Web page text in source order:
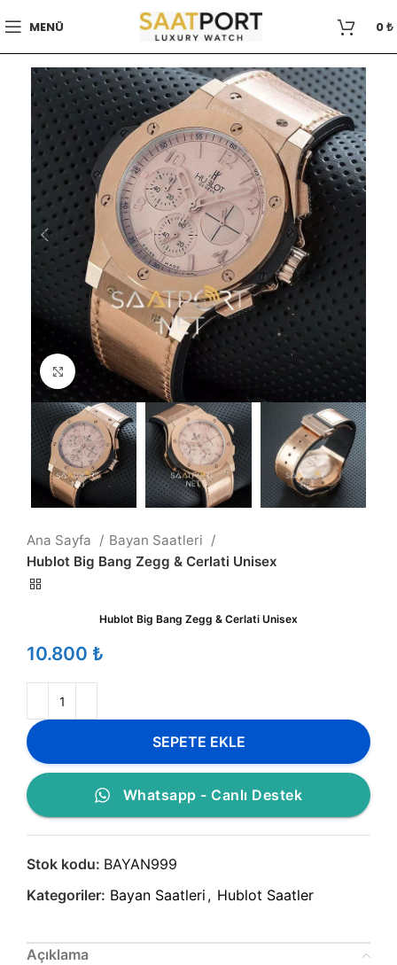
MENÜ 0₺
Büyütmek için tıklayın
Ana Sayfa
Bayan Saatleri
Hublot Big Bang Zegg & Cerlati Unisex
Hublot Big Bang Zegg & Cerlati Unisex
₺
SEPETE EKLE
Whatsapp - Canlı Destek
Stok kodu: BAYAN999
Kategoriler: Bayan Saatleri , Hublot Saatler
Açıklama